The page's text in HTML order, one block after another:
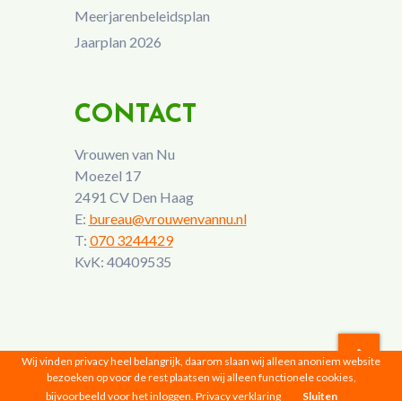
Meerjarenbeleidsplan
Jaarplan 2026
CONTACT
Vrouwen van Nu
Moezel 17
2491 CV Den Haag
E: bureau@vrouwenvannu.nl
T: 070 3244429
KvK: 40409535
Vrouwen van Nu © 2026 |Privacyverklaring
Wij vinden privacy heel belangrijk, daarom slaan wij alleen anoniem website
bezoeken op voor de rest plaatsen wij alleen functionele cookies,
bijvoorbeeld voor het inloggen. Privacy verklaring Sluiten